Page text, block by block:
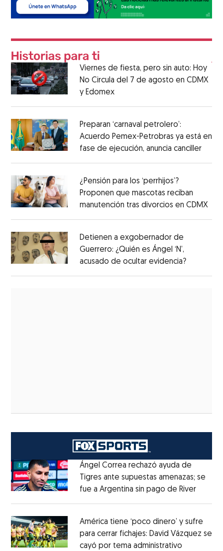
Viernes de fiesta, pero sin auto: Hoy
No Circula del 7 de agosto en CDMX
y Edomex
Preparan ‘carnaval petrolero’:
Acuerdo Pemex-Petrobras ya está en
fase de ejecución, anuncia canciller
¿Pensión para los ‘perrhijos’?
Proponen que mascotas reciban
manutención tras divorcios en CDMX
Detienen a exgobernador de
Guerrero: ¿Quién es Ángel ‘N’,
acusado de ocultar evidencia?
Ángel Correa rechazó ayuda de
Tigres ante supuestas amenazas; se
fue a Argentina sin pago de RiverOpens
América tiene ‘poco dinero’ y sufre
para cerrar fichajes: David Vázquez se
cayó por tema administrativo